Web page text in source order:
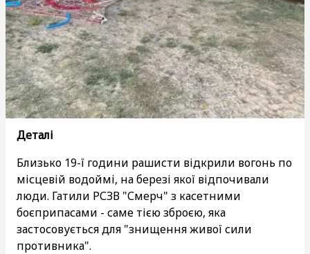
Деталі
Близько 19-ї години рашисти відкрили вогонь по
місцевій водоймі, на березі якої відпочивали
люди. Гатили РСЗВ "Смерч" з касетними
боєприпасами - саме тією зброєю, яка
застосовується для "знищення живої сили
противника".